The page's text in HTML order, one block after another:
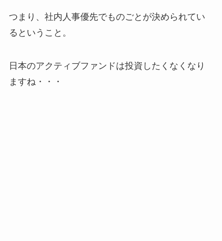
つまり、社内人事優先でものごとが決められてい
るということ。
日本のアクティブファンドは投資したくなくなり
ますね・・・